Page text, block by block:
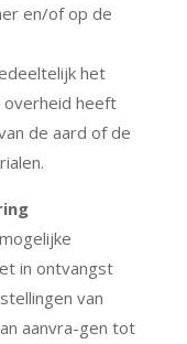
en/of op de
het
overheid heeft
de aard of de
in ontvangst
van
aanvra-gen tot